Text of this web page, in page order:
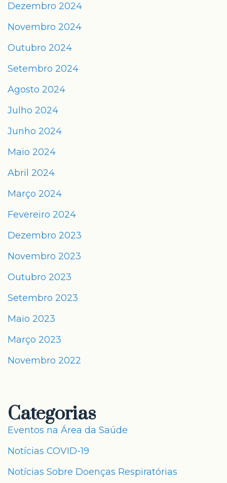
Dezembro 2024
Novembro 2024
Outubro 2024
Setembro 2024
Agosto 2024
Julho 2024
Junho 2024
Maio 2024
Abril 2024
Março 2024
Fevereiro 2024
Dezembro 2023
Novembro 2023
Outubro 2023
Setembro 2023
Maio 2023
Março 2023
Novembro 2022
Categorias
Eventos na Área da Saúde
Notícias COVID-19
Notícias Sobre Doenças Respiratórias